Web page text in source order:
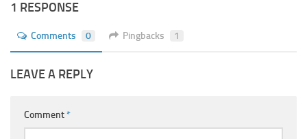
1 RESPONSE
Comments 0 Pingbacks 1
LEAVE A REPLY
Comment*